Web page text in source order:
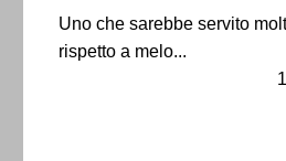
Uno che sarebbe servito
rispetto a melo...